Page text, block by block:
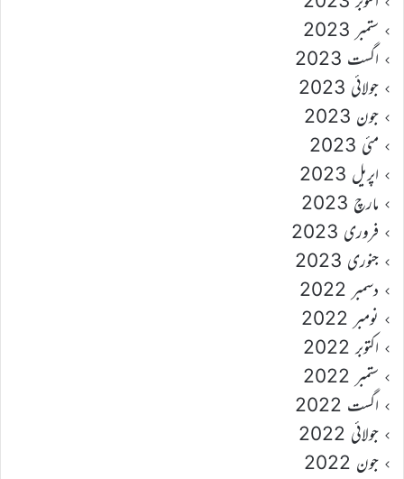
ستمبر 2023
اگست 2023
جولائی 2023
جون 2023
مئی 2023
اپریل 2023
مارچ 2023
فروری 2023
جنوری 2023
دسمبر 2022
نومبر 2022
اکتوبر 2022
ستمبر 2022
اگست 2022
جولائی 2022
جون 2022